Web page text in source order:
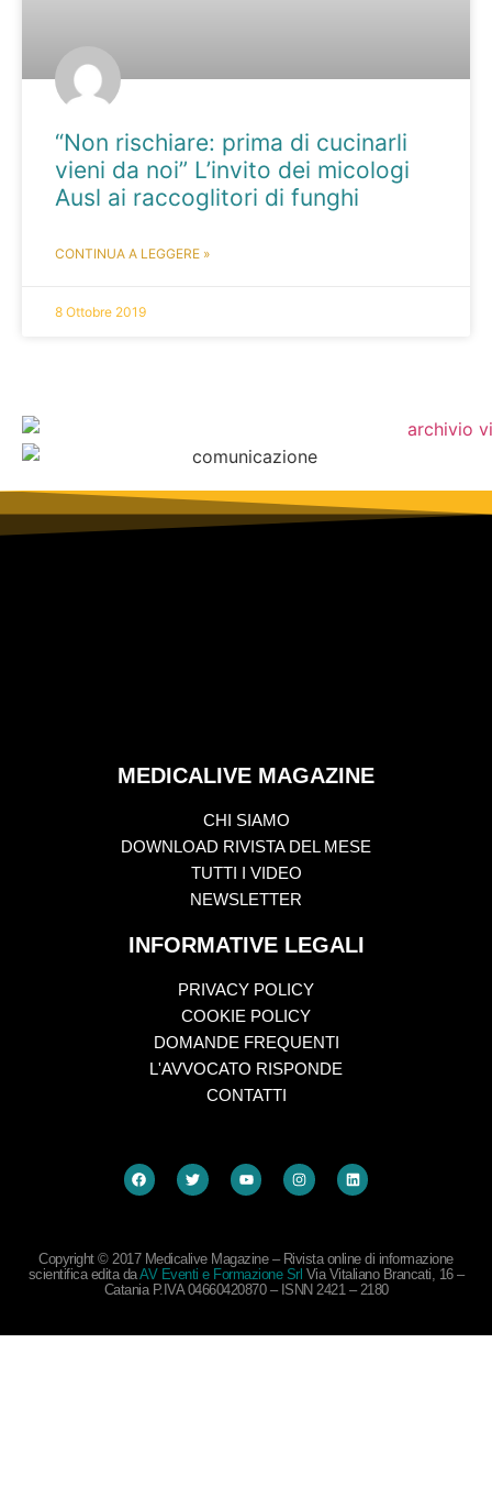
“Non rischiare: prima di cucinarli
vieni da noi” L’invito dei micologi
Ausl ai raccoglitori di funghi
CONTINUA A LEGGERE »
8 Ottobre 2019
MEDICALIVE MAGAZINE
CHI SIAMO
DOWNLOAD RIVISTA DEL MESE
TUTTI I VIDEO
NEWSLETTER
INFORMATIVE LEGALI
PRIVACY POLICY
COOKIE POLICY
DOMANDE FREQUENTI
L'AVVOCATO RISPONDE
CONTATTI
Copyright © 2017 Medicalive Magazine – Rivista online di informazione
scientifica edita daAV Eventi e Formazione Srl Via Vitaliano Brancati, 16 –
Catania P.IVA 04660420870 – ISNN 2421 – 2180